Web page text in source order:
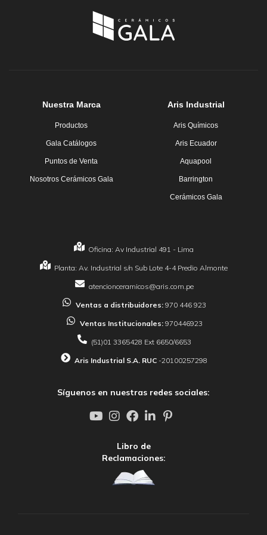
Oficina: Av Industrial 491 - Lima
Planta: Av. Industrial s/n Sub Lote 4-4 Predio Almonte
atencionceramicos@aris.com.pe
Ventas a distribuidores: 970 446 923
Ventas Institucionales: 970446923
(51)01 3365428 Ext 6650/6653
Aris Industrial S.A. RUC -20100257298
Nuestra Marca
Productos
Gala Catálogos
Puntos de Venta
Nosotros Cerámicos Gala
Aris Industrial
Aris Químicos
Aris Ecuador
Aquapool
Barrington
Cerámicos Gala
Síguenos en nuestras redes sociales:
Libro de
Reclamaciones: